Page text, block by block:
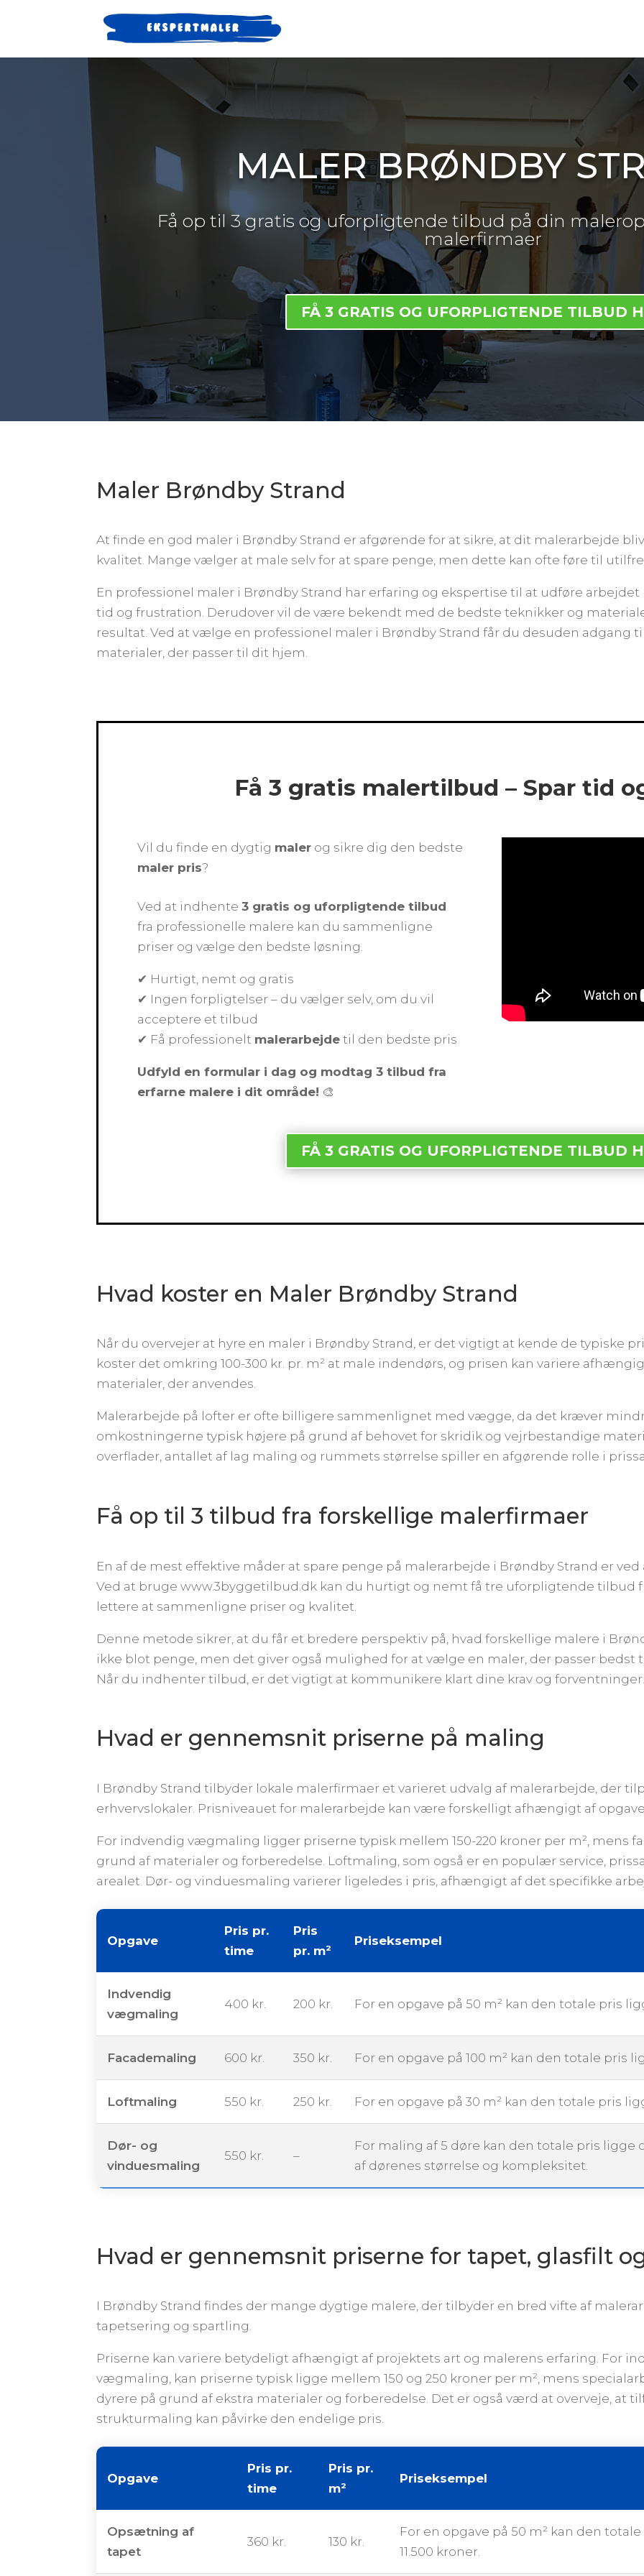
MALER BRØNDBY
Få op til 3 gratis og uforpligtende tilbud på din
malerfirmaer
FÅ 3 GRATIS OG UFORPLIGTENDE TILBUD
Maler Brøndby Strand
At finde en god maler i Brøndby Strand er afgørende for at sikre, at dit malerarbejde
kvalitet. Mange vælger at male selv for at spare penge, men dette kan ofte føre til
En professionel maler i Brøndby Strand har erfaring og ekspertise til at udføre
tid og frustration. Derudover vil de være bekendt med de bedste teknikker og
resultat. Ved at vælge en professionel maler i Brøndby Strand får du desuden adgang
materialer, der passer til dit hjem.
Få 3 gratis malertilbud – Spar tid
Vil du finde en dygtig malerog sikre dig den bedste
maler pris?
Ved at indhente 3 gratis og uforpligtende tilbud
fra professionelle malere kan du sammenligne
priser og vælge den bedste løsning.
✔ Hurtigt, nemt og gratis
✔ Ingen forpligtelser – du vælger selv, om du vil
acceptere et tilbud
✔ Få professionelt malerarbejdetil den bedste pris
Udfyld en formular i dag og modtag 3 tilbud fra
erfarne malere i dit område! 🎨
FÅ 3 GRATIS OG UFORPLIGTENDE TILBUD
Hvad koster en Maler Brøndby Strand
Når du overvejer at hyre en maler i Brøndby Strand, er det vigtigt at kende de typiske
koster det omkring 100-300 kr. pr. m² at male indendørs, og prisen kan variere
materialer, der anvendes.
Malerarbejde på lofter er ofte billigere sammenlignet med vægge, da det kræver
omkostningerne typisk højere på grund af behovet for skridik og vejrbestandige
overflader, antallet af lag maling og rummets størrelse spiller en afgørende rolle i
Få op til 3 tilbud fra forskellige malerfirmaer
En af de mest effektive måder at spare penge på malerarbejde i Brøndby Strand er
Ved at bruge www.3byggetilbud.dk kan du hurtigt og nemt få tre uforpligtende tilbud
lettere at sammenligne priser og kvalitet.
Denne metode sikrer, at du får et bredere perspektiv på, hvad forskellige malere i
ikke blot penge, men det giver også mulighed for at vælge en maler, der passer bedst
Når du indhenter tilbud, er det vigtigt at kommunikere klart dine krav og
Hvad er gennemsnit priserne på maling
I Brøndby Strand tilbyder lokale malerfirmaer et varieret udvalg af malerarbejde, der
erhvervslokaler. Prisniveauet for malerarbejde kan være forskelligt afhængigt af
For indvendig vægmaling ligger priserne typisk mellem 150-220 kroner per m², mens
grund af materialer og forberedelse. Loftmaling, som også er en populær service,
arealet. Dør- og vinduesmaling varierer ligeledes i pris, afhængigt af det specifikke
Opgave
Pris pr.
time
Pris
pr. m²
Priseksempel
Indvendig
vægmaling
400 kr. 200 kr. For en opgave på 50 m² kan den totale pris
Facademaling 600 kr. 350 kr. For en opgave på 100 m² kan den totale pris
Loftmaling 550 kr. 250 kr. For en opgave på 30 m² kan den totale pris
Dør- og
vinduesmaling
550 kr. –
For maling af 5 døre kan den totale pris
af dørenes størrelse og kompleksitet.
Hvad er gennemsnit priserne for tapet, glasfilt
I Brøndby Strand findes der mange dygtige malere, der tilbyder en bred vifte af
tapetsering og spartling.
Priserne kan variere betydeligt afhængigt af projektets art og malerens erfaring. For
vægmaling, kan priserne typisk ligge mellem 150 og 250 kroner per m², mens
dyrere på grund af ekstra materialer og forberedelse. Det er også værd at overveje, at
strukturmaling kan påvirke den endelige pris.
Opgave
Pris pr.
time
Pris pr.
m²
Priseksempel
Opsætning af
tapet
360 kr. 130 kr.
For en opgave på 50 m² kan den
11.500 kroner.